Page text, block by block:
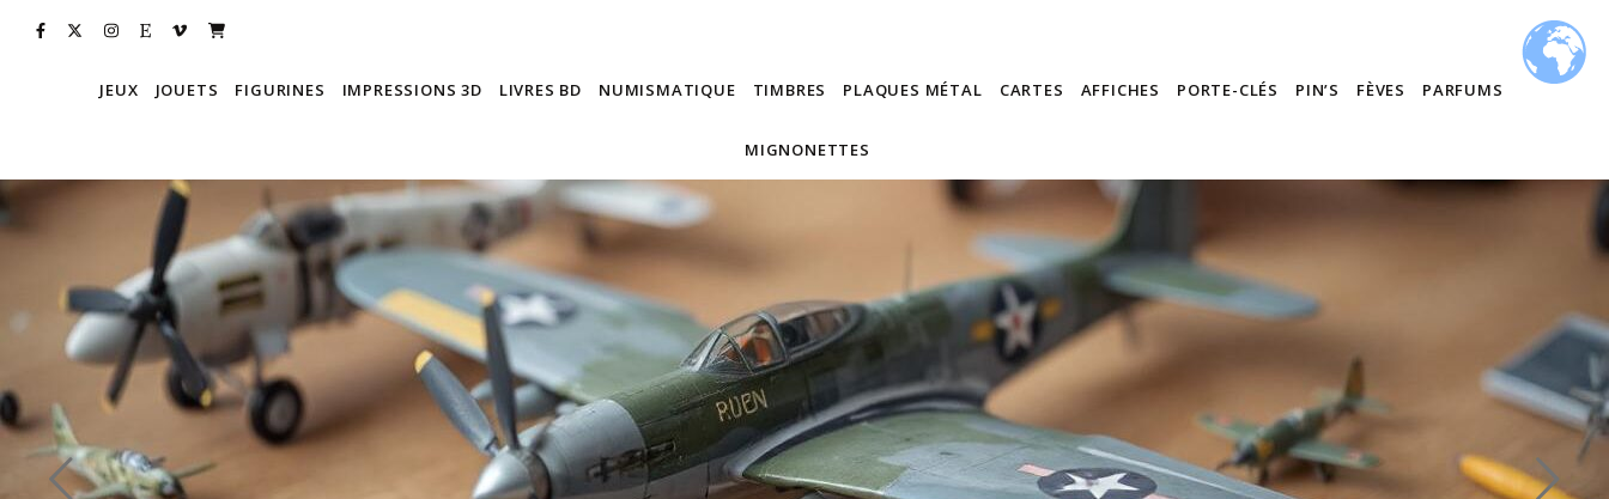
JEUX JOUETS FIGURINES IMPRESSIONS 3D LIVRES BD NUMISMATIQUE TIMBRES PLAQUES MÉTAL CARTES AFFICHES PORTE-CLÉS PIN’S FÈVES PARFUMS
MIGNONETTES